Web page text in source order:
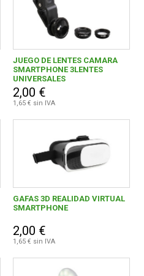
JUEGO DE LENTES CAMARA
SMARTPHONE 3LENTES
UNIVERSALES
2,00 €
1,65 € sin IVA
GAFAS 3D REALIDAD VIRTUAL
SMARTPHONE
2,00 €
1,65 € sin IVA